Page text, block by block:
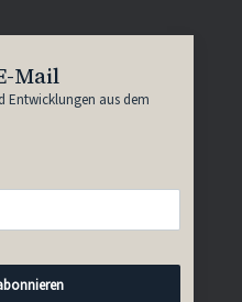
Mail
Entwicklungen aus dem